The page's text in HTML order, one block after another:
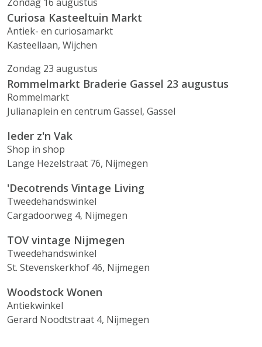
Curiosa Kasteeltuin Markt
Antiek- en curiosamarkt
Kasteellaan, Wijchen
Zondag 23 augustus
Rommelmarkt Braderie Gassel 23 augustus
Rommelmarkt
Julianaplein en centrum Gassel, Gassel
Ieder z'n Vak
Shop in shop
Lange Hezelstraat 76, Nijmegen
'Decotrends Vintage Living
Tweedehandswinkel
Cargadoorweg 4, Nijmegen
TOV vintage Nijmegen
Tweedehandswinkel
St. Stevenskerkhof 46, Nijmegen
Woodstock Wonen
Antiekwinkel
Gerard Noodtstraat 4, Nijmegen